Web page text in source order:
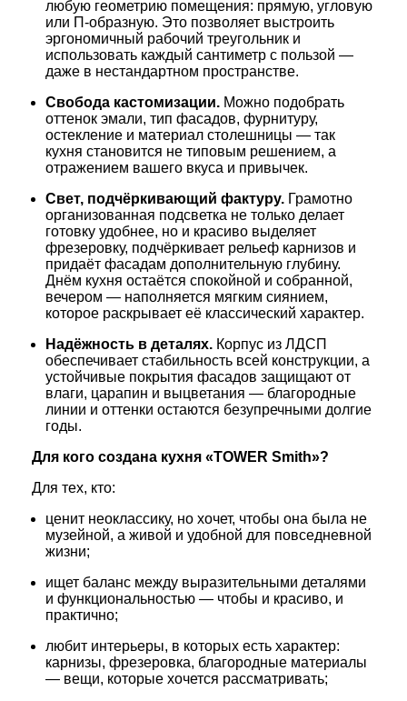
любую геометрию помещения: прямую, угловую
или П‑образную. Это позволяет выстроить
эргономичный рабочий треугольник и
использовать каждый сантиметр с пользой —
даже в нестандартном пространстве.
Свобода кастомизации. Можно подобрать
оттенок эмали, тип фасадов, фурнитуру,
остекление и материал столешницы — так
кухня становится не типовым решением, а
отражением вашего вкуса и привычек.
Свет, подчёркивающий фактуру. Грамотно
организованная подсветка не только делает
готовку удобнее, но и красиво выделяет
фрезеровку, подчёркивает рельеф карнизов и
придаёт фасадам дополнительную глубину.
Днём кухня остаётся спокойной и собранной,
вечером — наполняется мягким сиянием,
которое раскрывает её классический характер.
Надёжность в деталях. Корпус из ЛДСП
обеспечивает стабильность всей конструкции, а
устойчивые покрытия фасадов защищают от
влаги, царапин и выцветания — благородные
линии и оттенки остаются безупречными долгие
годы.
Для кого создана кухня «TOWER Smith»?
Для тех, кто:
ценит неоклассику, но хочет, чтобы она была не
музейной, а живой и удобной для повседневной
жизни;
ищет баланс между выразительными деталями
и функциональностью — чтобы и красиво, и
практично;
любит интерьеры, в которых есть характер:
карнизы, фрезеровка, благородные материалы
— вещи, которые хочется рассматривать;